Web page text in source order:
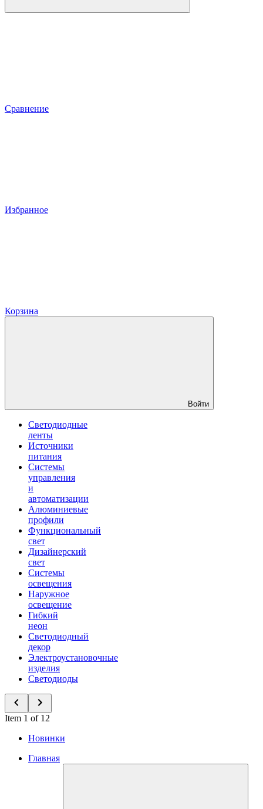
Сравнение
Избранное
Корзина
Войти
Светодиодные
ленты
Источники
питания
Системы
управления
и
автоматизации
Алюминиевые
профили
Функциональный
свет
Дизайнерский
свет
Системы
освещения
Наружное
освещение
Гибкий
неон
Светодиодный
декор
Электроустановочные
изделия
Светодиоды
Item 1 of 12
Новинки
Главная